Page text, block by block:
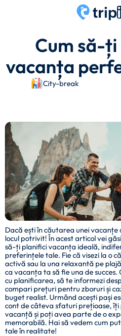
Cum să-
vacanța
City-break
Dacă ești în căutarea unei
locul potrivit! În acest articol vei
să-ți planifici vacanța ideală,
preferințele tale. Fie că visezi la o
activă sau la una relaxantă pe
ca vacanța ta să fie una de succes.
cu planificarea, să te informezi
compari prețuri pentru zboruri și
buget realist. Urmând acești pași
cont de câteva sfaturi prețioase,
vacanță și poți avea parte de o
memorabilă. Hai să vedem cum
tale în realitate!